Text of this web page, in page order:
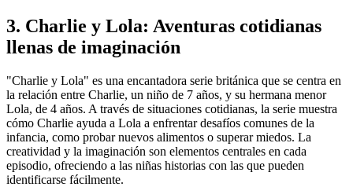
3. Charlie y Lola: Aventuras cotidianas
llenas de imaginación
"Charlie y Lola" es una encantadora serie británica que se centra en
la relación entre Charlie, un niño de 7 años, y su hermana menor
Lola, de 4 años. A través de situaciones cotidianas, la serie muestra
cómo Charlie ayuda a Lola a enfrentar desafíos comunes de la
infancia, como probar nuevos alimentos o superar miedos. La
creatividad y la imaginación son elementos centrales en cada
episodio, ofreciendo a las niñas historias con las que pueden
identificarse fácilmente.